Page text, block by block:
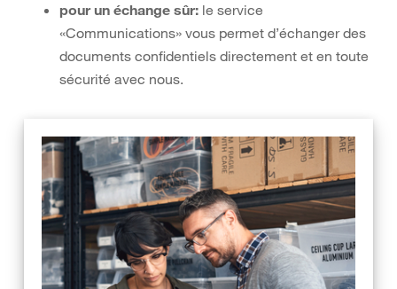
pour un échange sûr: le service
«Communications» vous permet d’échanger des
documents confidentiels directement et en toute
sécurité avec nous.